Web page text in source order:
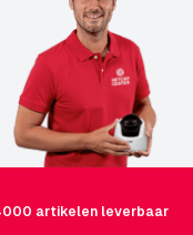
artikelen leverbaar